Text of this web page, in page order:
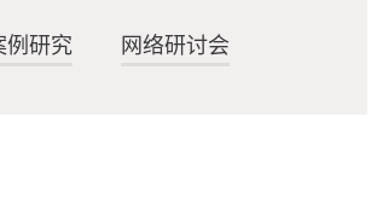
例研究 网络研讨会